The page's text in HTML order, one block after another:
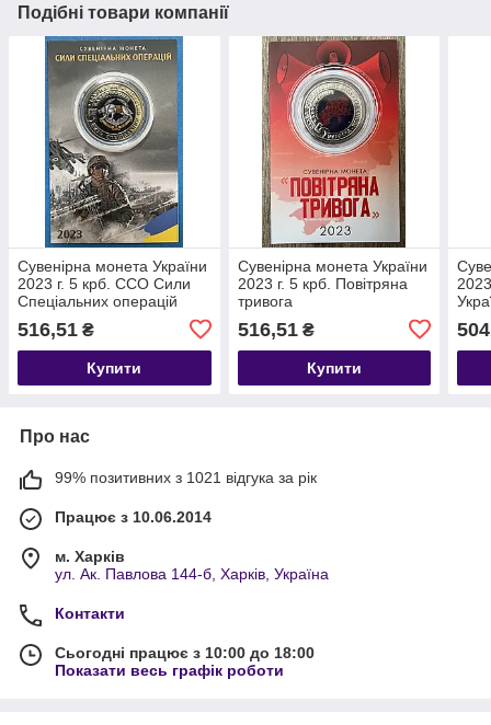
Подібні товари компанії
Сувенірна монета України
2023 г. 5 крб. ССО Сили
Спеціальних операцій
516,51 ₴
Купити
Сувенірна монета України
2023 г. 5 крб. Повітряна
тривога
516,51₴
Купити
Про нас
99% позитивних з 1021 відгука за рік
Працює з 10.06.2014
м. Харків
ул. Ак. Павлова 144-б, Харків, Україна
Контакти
Сьогодні працює з 10:00 до 18:00
Показати весь графік роботи